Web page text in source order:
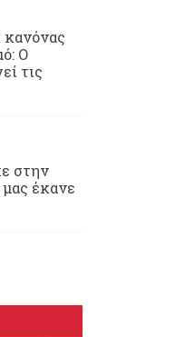
Ο
τις
στην
έκανε